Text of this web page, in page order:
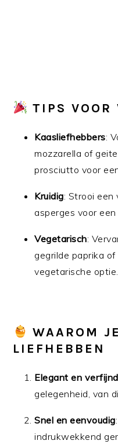
TIPS VOOR
Kaasliefhebbers:
mozzarella of
prosciutto voor
Kruidig: Strooi een
asperges voor
Vegetarisch:
gegrilde paprika
vegetarische optie.
WAAROM
LIEFHEBBEN
Elegant en verfijnd
gelegenheid, van
Snel en eenvoudig
indrukwekkend